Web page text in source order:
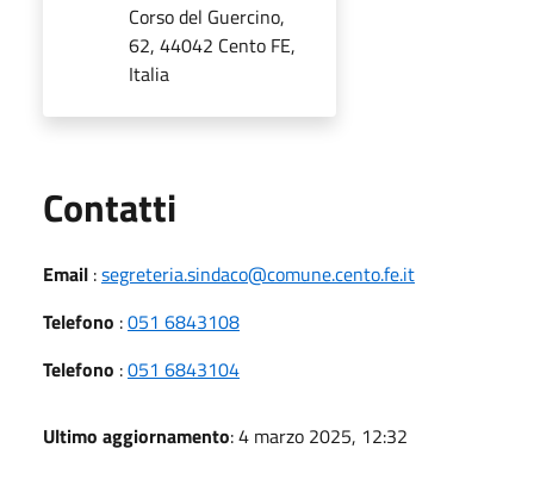
Corso del Guercino,
62, 44042 Cento FE,
Italia
Contatti
Email :segreteria.sindaco@comune.cento.fe.it
Telefono :051 6843108
Telefono :051 6843104
Ultimo aggiornamento: 4 marzo 2025, 12:32